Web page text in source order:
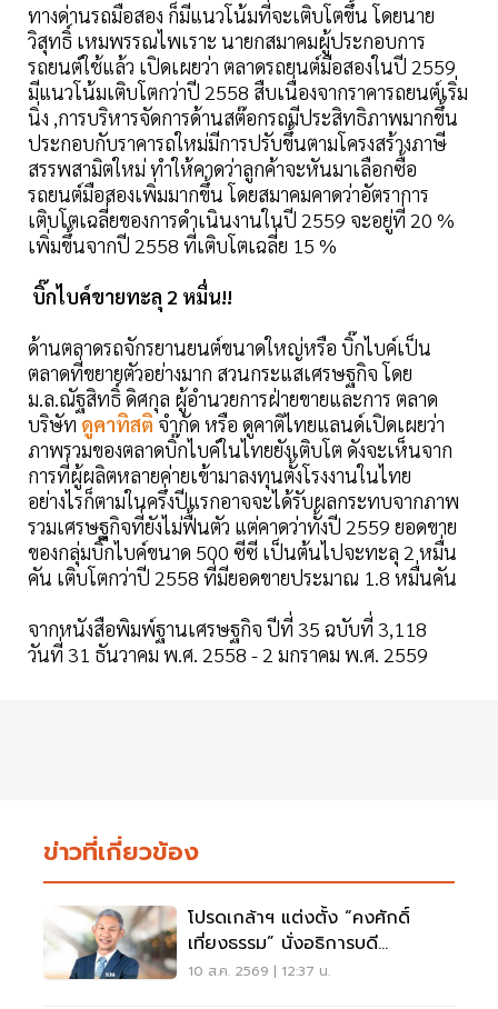
ทางด่านรถมือสอง ก็มีแนวโน้มที่จะเติบโตขึ้น โดยนาย
วิสุทธิ์ เหมพรรณไพเราะ นายกสมาคมผู้ประกอบการ
รถยนต์ใช้แล้ว เปิดเผยว่า ตลาดรถยนต์มือสองในปี 2559
มีแนวโน้มเติบโตกว่าปี 2558 สืบเนื่องจากราคารถยนต์เริ่ม
นิ่ง ,การบริหารจัดการด้านสต๊อกรถมีประสิทธิภาพมากขึ้น
ประกอบกับราคารถใหม่มีการปรับขึ้นตามโครงสร้างภาษี
สรรพสามิตใหม่ ทำให้คาดว่าลูกค้าจะหันมาเลือกซื้อ
รถยนต์มือสองเพิ่มมากขึ้น โดยสมาคมคาดว่าอัตราการ
เติบโตเฉลี่ยของการดำเนินงานในปี 2559 จะอยู่ที่ 20 %
เพิ่มขึ้นจากปี 2558 ที่เติบโตเฉลี่ย 15 %
บิ๊กไบค์ขายทะลุ 2 หมื่น!!
ด้านตลาดรถจักรยานยนต์ขนาดใหญ่หรือ บิ๊กไบค์เป็น
ตลาดที่ขยายตัวอย่างมาก สวนกระแสเศรษฐกิจ โดย
ม.ล.ณัฐสิทธิ์ ดิศกุล ผู้อำนวยการฝ่ายขายและการ ตลาด
บริษัท ดูคาทิสติ จำกัด หรือ ดูคาติไทยแลนด์เปิดเผยว่า
ภาพรวมของตลาดบิ๊กไบค์ในไทยยังเติบโต ดังจะเห็นจาก
การที่ผู้ผลิตหลายค่ายเข้ามาลงทุนตั้งโรงงานในไทย
อย่างไรก็ตามในครึ่งปีแรกอาจจะได้รับผลกระทบจากภาพ
รวมเศรษฐกิจที่ยังไม่ฟื้นตัว แต่คาดว่าทั้งปี 2559 ยอดขาย
ของกลุ่มบิ๊กไบค์ขนาด 500 ซีซี เป็นต้นไปจะทะลุ 2 หมื่น
คัน เติบโตกว่าปี 2558 ที่มียอดขายประมาณ 1.8 หมื่นคัน
จากหนังสือพิมพ์ฐานเศรษฐกิจ ปีที่ 35 ฉบับที่ 3,118
วันที่ 31 ธันวาคม พ.ศ. 2558 - 2 มกราคม พ.ศ. 2559
ข่าวที่เกี่ยวข้อง
โปรดเกล้าฯ แต่งตั้ง “คงศักดิ์
เที่ยงธรรม” นั่งอธิการบดี
มหาวิทยาลัยเกษตรศาสตร์
10 ส.ค. 2569 | 12:37 น.